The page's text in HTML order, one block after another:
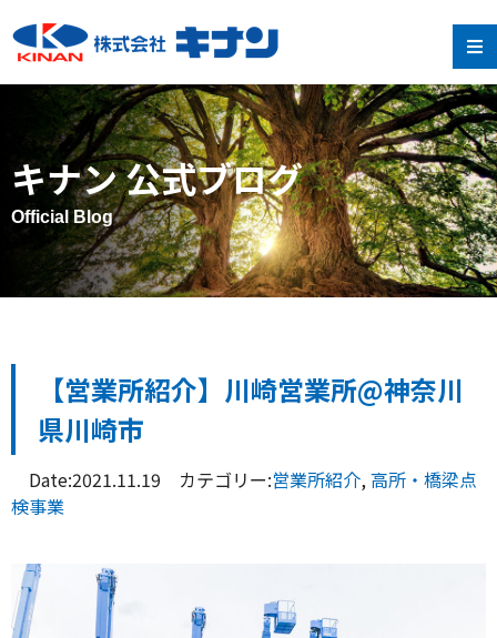
キナン 公式ブログ
Official Blog
【営業所紹介】川崎営業所@神奈川
県川崎市
Date:2021.11.19 カテゴリー:営業所紹介,高所・橋梁点
検事業